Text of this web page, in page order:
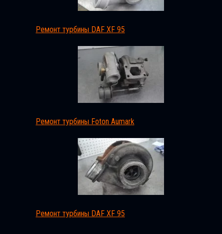
Ремонт турбины DAF XF 95
Ремонт турбины Foton Aumark
Ремонт турбины DАF XF 95